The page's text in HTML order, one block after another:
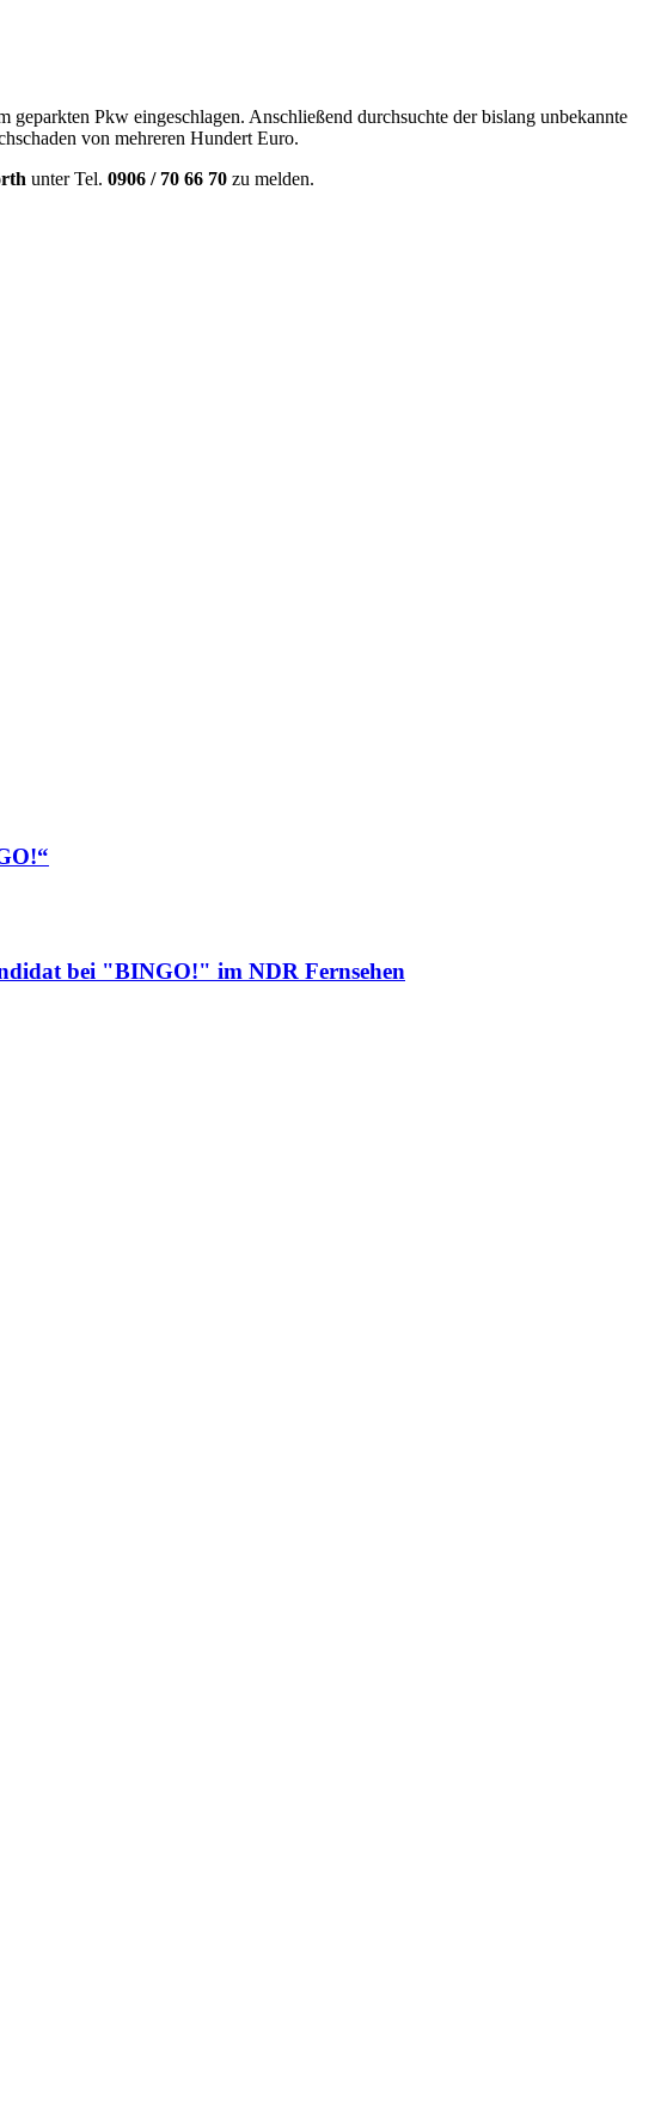
geparkten Pkw eingeschlagen. Anschließend durchsuchte der bislang unbekannte
von mehreren Hundert Euro.
unter Tel. 0906 / 70 66 70 zu melden.
bei "BINGO!" im NDR Fernsehen